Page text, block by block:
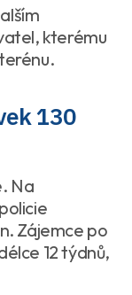
kterému
130
Na
Zájemce po
12 týdnů,